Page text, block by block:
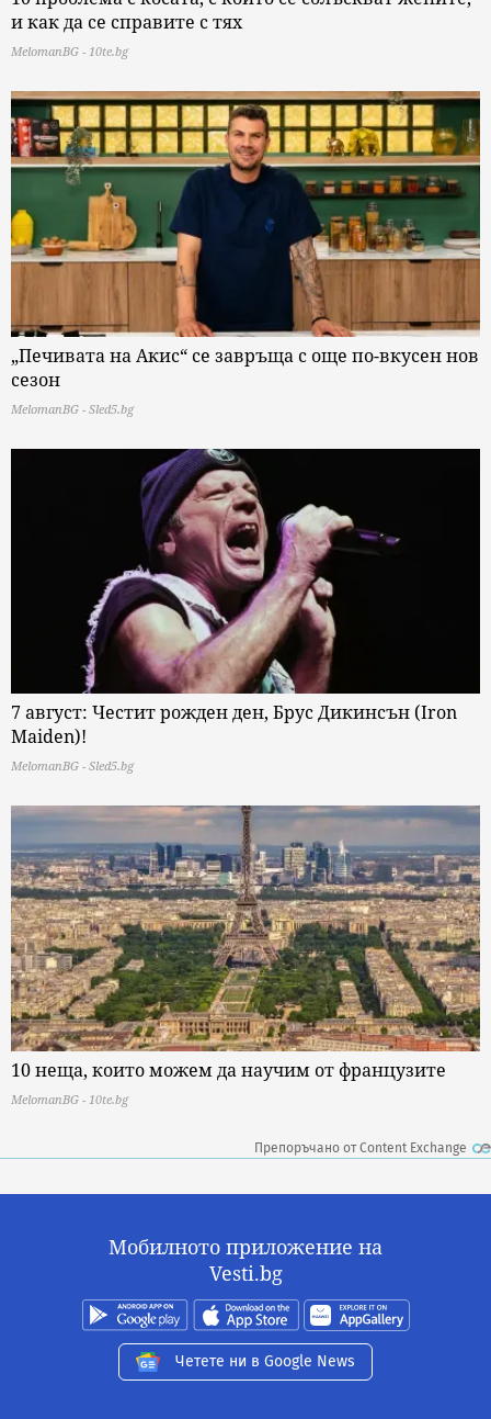
и как да се справите с тях
MelomanBG - 10te.bg
„Печивата на Акис“ се завръща с още по-вкусен нов
сезон
MelomanBG - Sled5.bg
7 август: Честит рожден ден, Брус Дикинсън (Iron
Maiden)!
MelomanBG - Sled5.bg
10 неща, които можем да научим от французите
MelomanBG - 10te.bg
Препоръчано от Content Exchange
Мобилното приложение на
Vesti.bg
Четете ни в Google News